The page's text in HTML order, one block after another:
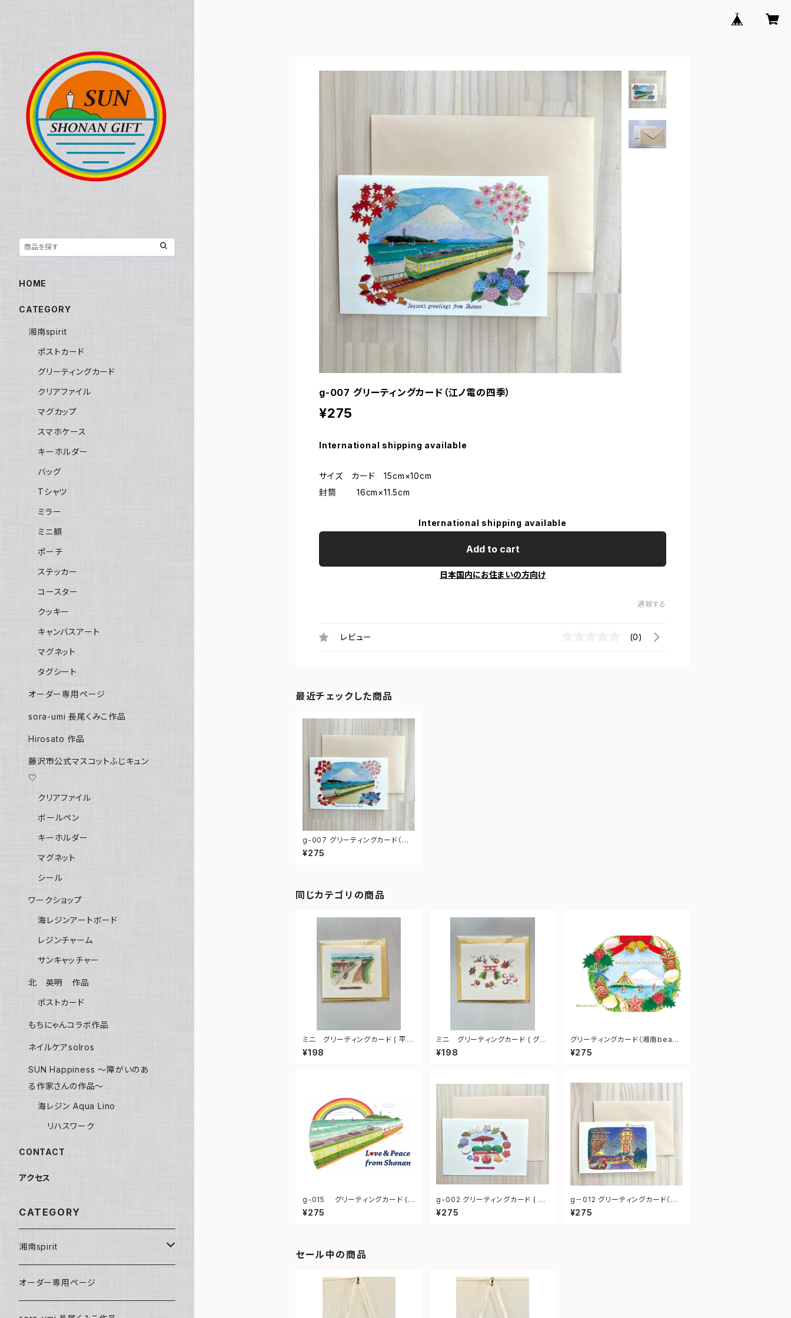
g-007 グリーティングカード（江ノ電の四季）
¥275
International shipping available
サイズ カード 15cm×10cm
封筒 16cm×11.5cm
International shipping available
Add to cart
日本国内にお住まいの方向け
通報する
レビュー (0)
最近チェックした商品
g-007 グリーティングカード（江ノ
電の四季）
¥275
同じカテゴリの商品
ミニ グリーティングカード ( 平和
な町)
¥198
ミニ グリーティングカード ( グッ
ドラック)
¥198
グリーティングカード（湘南beach
メリークリスマス）
¥275
g-015 グリーティングカード (
湘南レインボーブリッジ)
¥275
g-002 グリーティングカード ( 日
本はいかが)
¥275
g－012 グリーティングカード（江
の島シーキャンドル）
¥275
セール中の商品
HOME
CATEGORY
湘南spirit
ポストカード
グリーティングカード
クリアファイル
マグカップ
スマホケース
キーホルダー
バッグ
Tシャツ
ミラー
ミニ額
ポーチ
ステッカー
コースター
クッキー
キャンバスアート
マグネット
タグシート
オーダー専用ページ
sora-umi 長尾くみこ作品
Hirosato 作品
藤沢市公式マスコットふじキュン
♡
クリアファイル
ボールペン
キーホルダー
マグネット
シール
ワークショップ
海レジンアートボード
レジンチャーム
サンキャッチャー
北 英明 作品
ポストカード
もちにゃんコラボ作品
ネイルケアsolros
SUN Happiness ～障がいのあ
る作家さんの作品～
海レジン Aqua Lino
リハスワーク
CONTACT
アクセス
CATEGORY
湘南spirit
ポストカード
オーダー専用ページ